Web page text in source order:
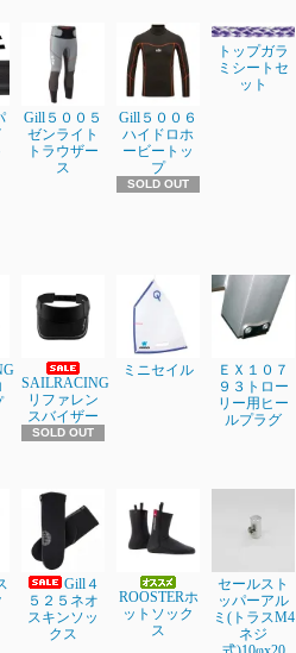
Gill５００５
ゼンライト
トラウザー
ス
Gill５００６
ハイドロホ
ービートッ
プ
SOLD OUT
トップガラ
ミシートセ
ット
SAILRACING
リファレン
スバイザー
SOLD OUT
ミニセイル
ＥＸ１０７
９３トロー
リー用ヒー
ルプラグ
Gill４
５２５ネオ
スキンソッ
クス
ROOSTERホ
ットソック
ス
セールスト
ッパーアル
ミ(トラスM4
ネジ